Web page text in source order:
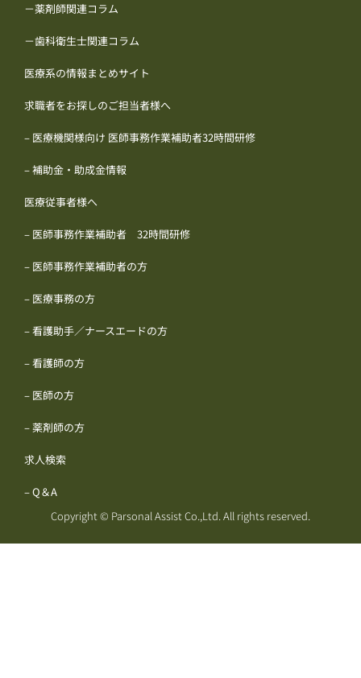
－薬剤師関連コラム
－歯科衛生士関連コラム
医療系の情報まとめサイト
求職者をお探しのご担当者様へ
– 医療機関様向け 医師事務作業補助者32時間研修
– 補助金・助成金情報
医療従事者様へ
– 医師事務作業補助者 32時間研修
– 医師事務作業補助者の方
– 医療事務の方
– 看護助手／ナースエードの方
– 看護師の方
– 医師の方
– 薬剤師の方
求人検索
– Q＆A
Copyright © Parsonal Assist Co.,Ltd. All rights reserved.